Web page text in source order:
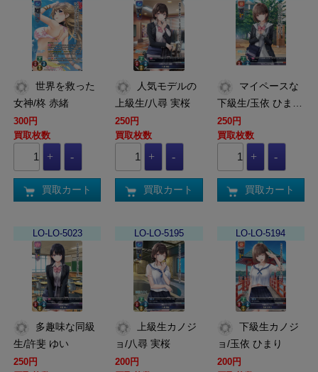
女神/柊 赤緒
300円
買取枚数
買取カート
上級生/八尋 実桜
250円
買取枚数
買取カート
下級生/玉依 ひま…
250円
買取枚数
買取カート
LO-LO-5023
生/許斐 ゆい
250円
LO-LO-5195
ョ/八尋 実桜
200円
LO-LO-5194
ョ/玉依 ひまり
200円